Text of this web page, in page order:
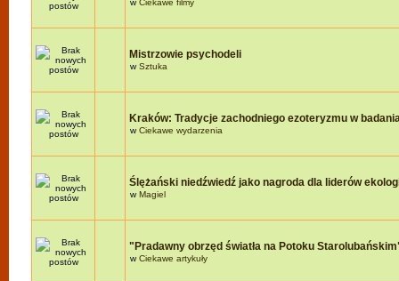
wCiekawe filmy
Mistrzowie psychodeli
wSztuka
Kraków: Tradycje zachodniego ezoteryzmu w
wCiekawe wydarzenia
Ślężański niedźwiedź jako nagroda dla liderów
wMagiel
"Pradawny obrzęd światła na Potoku
wCiekawe artykuły